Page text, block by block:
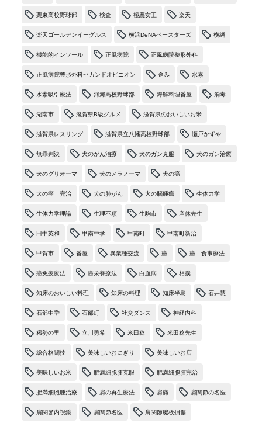
栗東高校野球部 検査 極悪女王 楽天
楽天ゴールデンイーグルス 横浜DeNAベースターズ 横綱
機能的インソール 正風病院 正風病院整形外科
正風病院整形外科セカンドオピニオン 歪み 水素
水素吸引療法 河瀨高校野球部 海鮮料理番屋 消毒
湖南市 滋賀県B級グルメ 滋賀県のおいしいお米
滋賀県レスリング 滋賀県立八幡高校野球部 瀬戸かずや
無罪判決 犬のがん治療 犬のガン克服 犬のガン治療
犬のグリオーマ 犬のメラノーマ 犬の癌
犬の癌 完治 犬の肺がん 犬の脳腫瘍 生体力学
生体力学理論 生理不順 生駒市 産休先生
田中英和 甲南中学 甲南町 甲南町新治
甲賀市 番屋 異業種交流 癌 癌 食事療法
癌免疫療法 癌栄養療法 白血病 相撲
知床のおいしい料理 知床の料理 知床半島 石井慧
石部中学 石部町 社交ダンス 神経内科
稀勢の里 立川勇希 米田稔 米田稔先生
総合格闘技 美味しいおにぎり 美味しいお店
美味しいお米 肥満細胞腫克服 肥満細胞腫完治
肥満細胞腫治療 肩の再生療法 肩痛 肩関節の名医
肩関節内視鏡 肩関節名医 肩関節腱板損傷